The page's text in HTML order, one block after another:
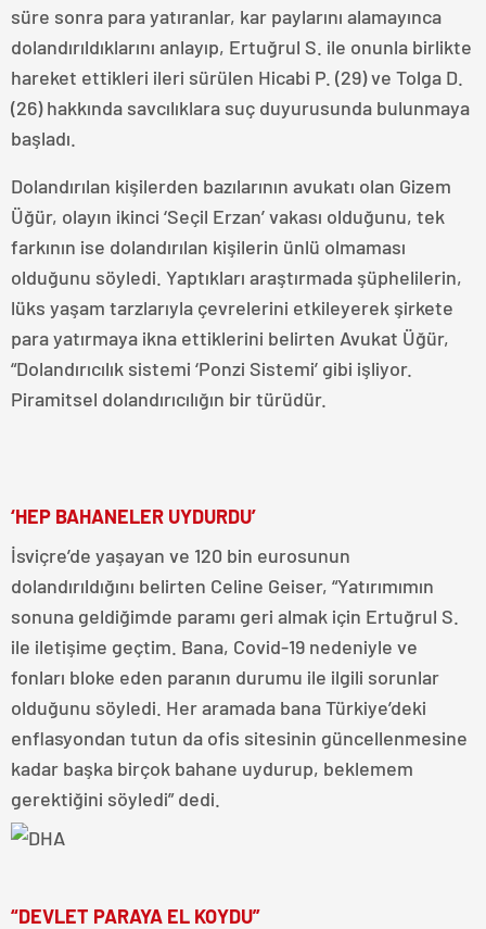
süre sonra para yatıranlar, kar paylarını alamayınca
dolandırıldıklarını anlayıp, Ertuğrul S. ile onunla birlikte
hareket ettikleri ileri sürülen Hicabi P. (29) ve Tolga D.
(26) hakkında savcılıklara suç duyurusunda bulunmaya
başladı.
Dolandırılan kişilerden bazılarının avukatı olan Gizem
Üğür, olayın ikinci ‘Seçil Erzan’ vakası olduğunu, tek
farkının ise dolandırılan kişilerin ünlü olmaması
olduğunu söyledi. Yaptıkları araştırmada şüphelilerin,
lüks yaşam tarzlarıyla çevrelerini etkileyerek şirkete
para yatırmaya ikna ettiklerini belirten Avukat Üğür,
“Dolandırıcılık sistemi ‘Ponzi Sistemi’ gibi işliyor.
Piramitsel dolandırıcılığın bir türüdür.
‘HEP BAHANELER UYDURDU’
İsviçre’de yaşayan ve 120 bin eurosunun
dolandırıldığını belirten Celine Geiser, “Yatırımımın
sonuna geldiğimde paramı geri almak için Ertuğrul S.
ile iletişime geçtim. Bana, Covid-19 nedeniyle ve
fonları bloke eden paranın durumu ile ilgili sorunlar
olduğunu söyledi. Her aramada bana Türkiye’deki
enflasyondan tutun da ofis sitesinin güncellenmesine
kadar başka birçok bahane uydurup, beklemem
gerektiğini söyledi” dedi.
“DEVLET PARAYA EL KOYDU”